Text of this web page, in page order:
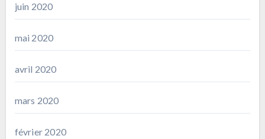
juin 2020
mai 2020
avril 2020
mars 2020
février 2020